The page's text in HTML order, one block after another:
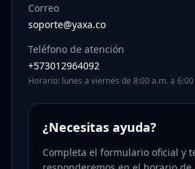
Correo
soporte@yaxa.co
Teléfono de atención
+573012964092
Horario: lunes a viernes de 8:00 a.m. a 6:00
¿Necesitas ayuda?
Completa el formulario oficial y